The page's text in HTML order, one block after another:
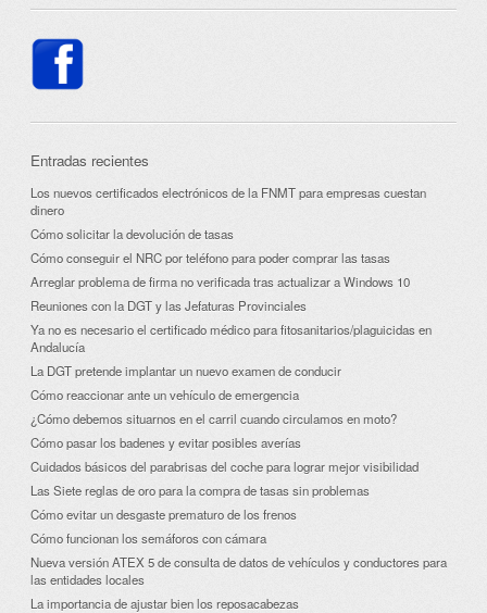
Entradas recientes
Los nuevos certificados electrónicos de la FNMT para empresas cuestan
dinero
Cómo solicitar la devolución de tasas
Cómo conseguir el NRC por teléfono para poder comprar las tasas
Arreglar problema de firma no verificada tras actualizar a Windows 10
Reuniones con la DGT y las Jefaturas Provinciales
Ya no es necesario el certificado médico para fitosanitarios/plaguicidas en
Andalucía
La DGT pretende implantar un nuevo examen de conducir
Cómo reaccionar ante un vehículo de emergencia
¿Cómo debemos situarnos en el carril cuando circulamos en moto?
Cómo pasar los badenes y evitar posibles averías
Cuidados básicos del parabrisas del coche para lograr mejor visibilidad
Las Siete reglas de oro para la compra de tasas sin problemas
Cómo evitar un desgaste prematuro de los frenos
Cómo funcionan los semáforos con cámara
Nueva versión ATEX 5 de consulta de datos de vehículos y conductores para
las entidades locales
La importancia de ajustar bien los reposacabezas